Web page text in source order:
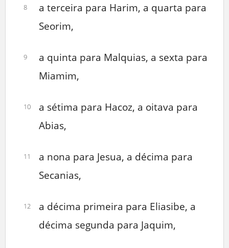
8
a terceira para Harim, a quarta para
Seorim,
9
a quinta para Malquias, a sexta para
Miamim,
10
a sétima para Hacoz, a oitava para
Abias,
11
a nona para Jesua, a décima para
Secanias,
12
a décima primeira para Eliasibe, a
décima segunda para Jaquim,